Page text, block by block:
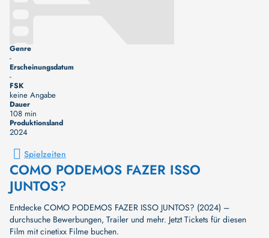
Genre
-
Erscheinungsdatum
-
FSK
keine Angabe
Dauer
108 min
Produktionsland
2024
Spielzeiten
COMO PODEMOS FAZER ISSO
JUNTOS?
Entdecke COMO PODEMOS FAZER ISSO JUNTOS? (2024) –
durchsuche Bewerbungen, Trailer und mehr. Jetzt Tickets für diesen
Film mit cinetixx Filme buchen.